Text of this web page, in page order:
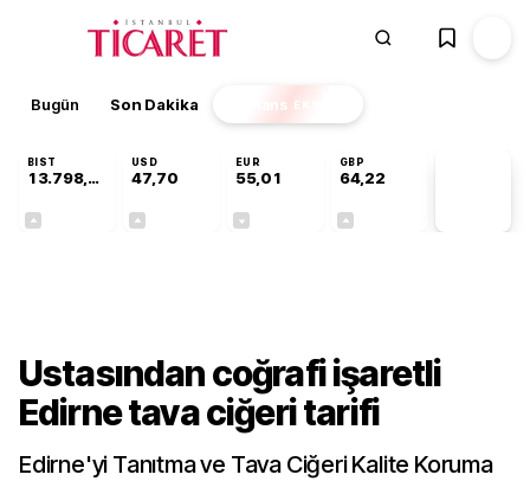
Bugün Son Dakika Finans EKSTRA
BIST
13.798,82
USD
47,70
EUR
55,01
GBP
64,22
Ustasından coğrafi işaretli
Edirne tava ciğeri tarifi
Edirne'yi Tanıtma ve Tava Ciğeri Kalite Koruma